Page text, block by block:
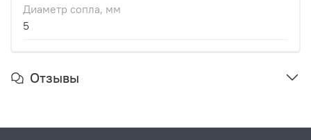
Диаметр сопла, мм
5
Отзывы